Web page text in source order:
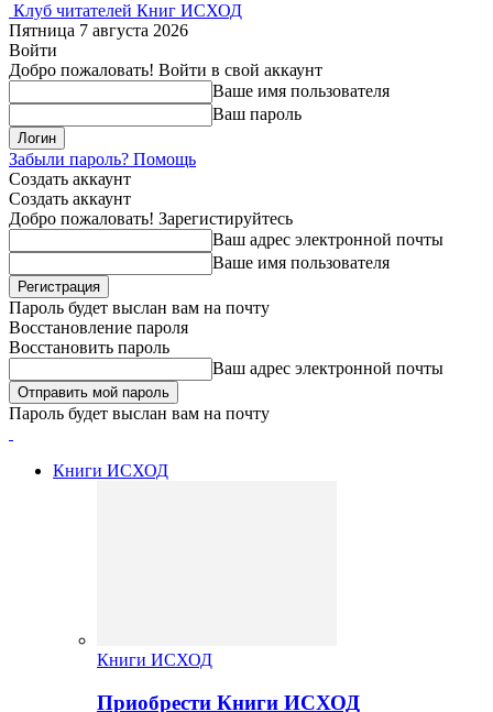
Клуб читателей Книг ИСХОД
Пятница 7 августа 2026
Войти
Добро пожаловать! Войти в свой аккаунт
Ваше имя пользователя
Ваш пароль
Забыли пароль? Помощь
Создать аккаунт
Создать аккаунт
Добро пожаловать! Зарегистируйтесь
Ваш адрес электронной почты
Ваше имя пользователя
Пароль будет выслан вам на почту
Восстановление пароля
Восстановить пароль
Ваш адрес электронной почты
Пароль будет выслан вам на почту
Книги ИСХОД
Книги ИСХОД
Приобрести Книги ИСХОД